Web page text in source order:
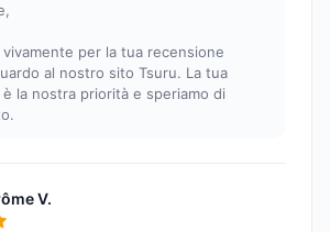
vivamente per la tua recensione
al nostro sito Tsuru. La tua
la nostra priorità e speriamo di
V.